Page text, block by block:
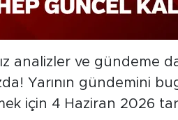
analizler ve gündeme
Yarının gündemini
için 4 Haziran 2026